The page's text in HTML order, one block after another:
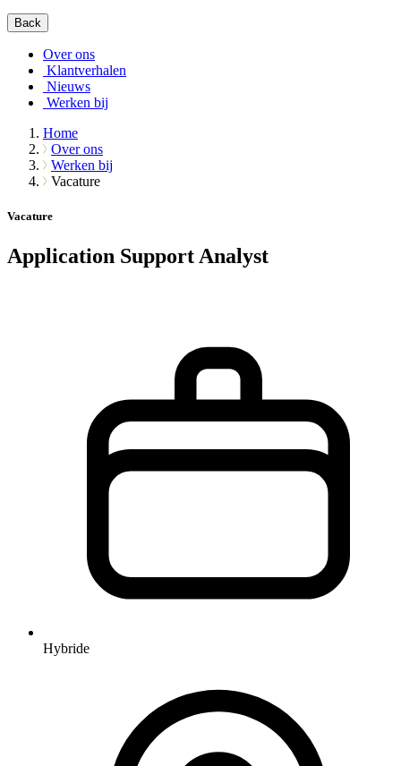
Back
Over ons
Klantverhalen
Nieuws
Werken bij
Home
Over ons
Werken bij
Vacature
Vacature
Application Support Analyst
Hybride